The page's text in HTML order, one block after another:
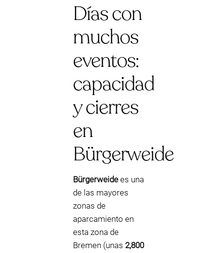
Días con
muchos
eventos:
capacidad
y cierres
en
Bürgerweide
Bürgerweide es una
de las mayores
zonas de
aparcamiento en
esta zona de
Bremen (unas 2,800